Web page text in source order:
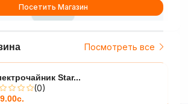
Посмотреть все
Star...
(0)
Посетить Магазин